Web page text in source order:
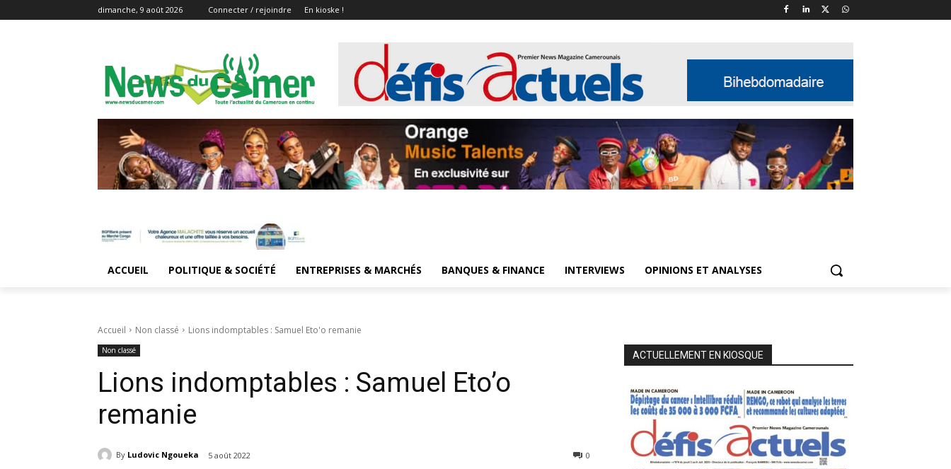
dimanche, 9 août 2026 Connecter / rejoindre En kioske !
ACCUEIL POLITIQUE & SOCIÉTÉ ENTREPRISES & MARCHÉS BANQUES & FINANCE INTERVIEWS OPINIONS ET ANALYSES
Accueil Non classé Lions indomptables : Samuel Eto'o remanie
Non classé
Lions indomptables : Samuel Eto’o
remanie
By Ludovic Ngoueka 5 août 2022 0
ACTUELLEMENT EN KIOSQUE